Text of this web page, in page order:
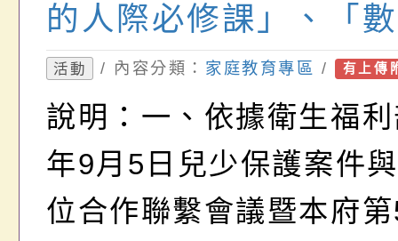
的人際必修課」、「
的親職教養」海報各1
活動 / 內容分類： 家庭教育專區 / 有上傳
說明：一、依據衛生福
年9月5日兒少保護案件
位合作聯繫會議暨本府